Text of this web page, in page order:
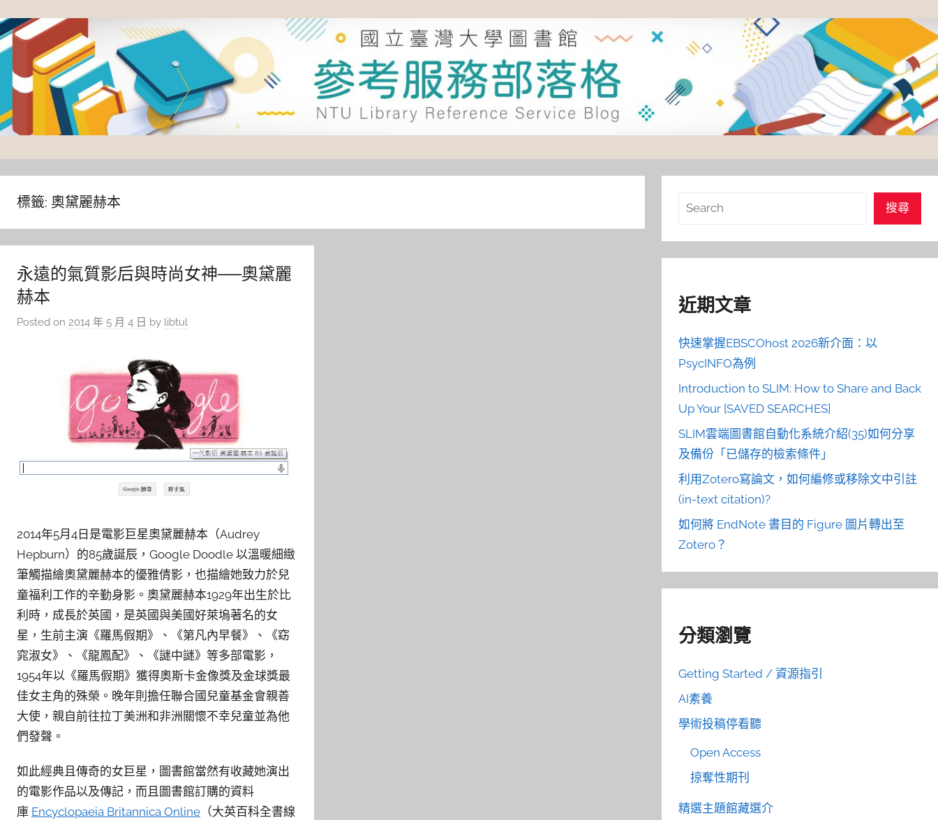
to
content
灣
圖
標籤: 奧黛麗赫本
永遠的氣質影后與時尚女神──奧黛麗
赫本
Posted on 2014 年 5 月 4 日 by libtul
2014年5月4日是電影巨星奧黛麗赫本（Audrey
Hepburn）的85歲誕辰，Google Doodle 以溫暖細緻
筆觸描繪奧黛麗赫本的優雅倩影，也描繪她致力於兒
童福利工作的辛勤身影。奧黛麗赫本1929年出生於比
利時，成長於英國，是英國與美國好萊塢著名的女
星，生前主演《羅馬假期》、《第凡內早餐》、《窈
窕淑女》、《龍鳳配》、《謎中謎》等多部電影，
1954年以《羅馬假期》獲得奧斯卡金像獎及金球獎最
佳女主角的殊榮。晚年則擔任聯合國兒童基金會親善
大使，親自前往拉丁美洲和非洲關懷不幸兒童並為他
們發聲。
如此經典且傳奇的女巨星，圖書館當然有收藏她演出
的電影作品以及傳記，而且圖書館訂購的資料
庫 Encyclopaeia Britannica Online （大英百科全書線
搜
搜尋
近期文章
快速掌握EBSCOhost 2026新介面：以
PsycINFO為例
Introduction to SLIM: How to Share and Back
Up Your [SAVED SEARCHES]
SLIM雲端圖書館自動化系統介紹(35)如何分享
及備份「已儲存的檢索條件」
利用Zotero寫論文，如何編修或移除文中引註
(in-text citation)?
如何將 EndNote 書目的 Figure 圖片轉出至
Zotero？
分類瀏覽
Getting Started / 資源指引
AI素養
學術投稿停看聽
Open Access
掠奪性期刊
精選主題館藏選介